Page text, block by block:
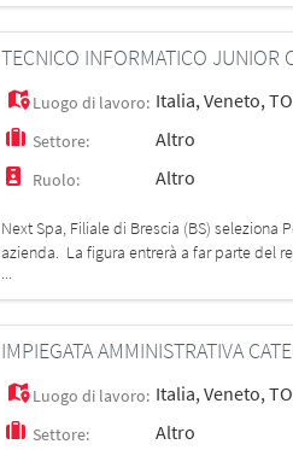
TECNICO INFORMATICO JUNIOR
Luogo di lavoro: Italia,Veneto,
Settore: Altro
Ruolo: Altro
Next Spa, Filiale di Brescia (BS)
azienda. La figura entrerà a far parte del
persona curiosa,
...
IMPIEGATA AMMINISTRATIVA
Luogo di lavoro: Italia,Veneto,
Settore: Altro